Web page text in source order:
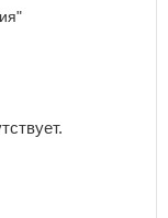
можете войти, то